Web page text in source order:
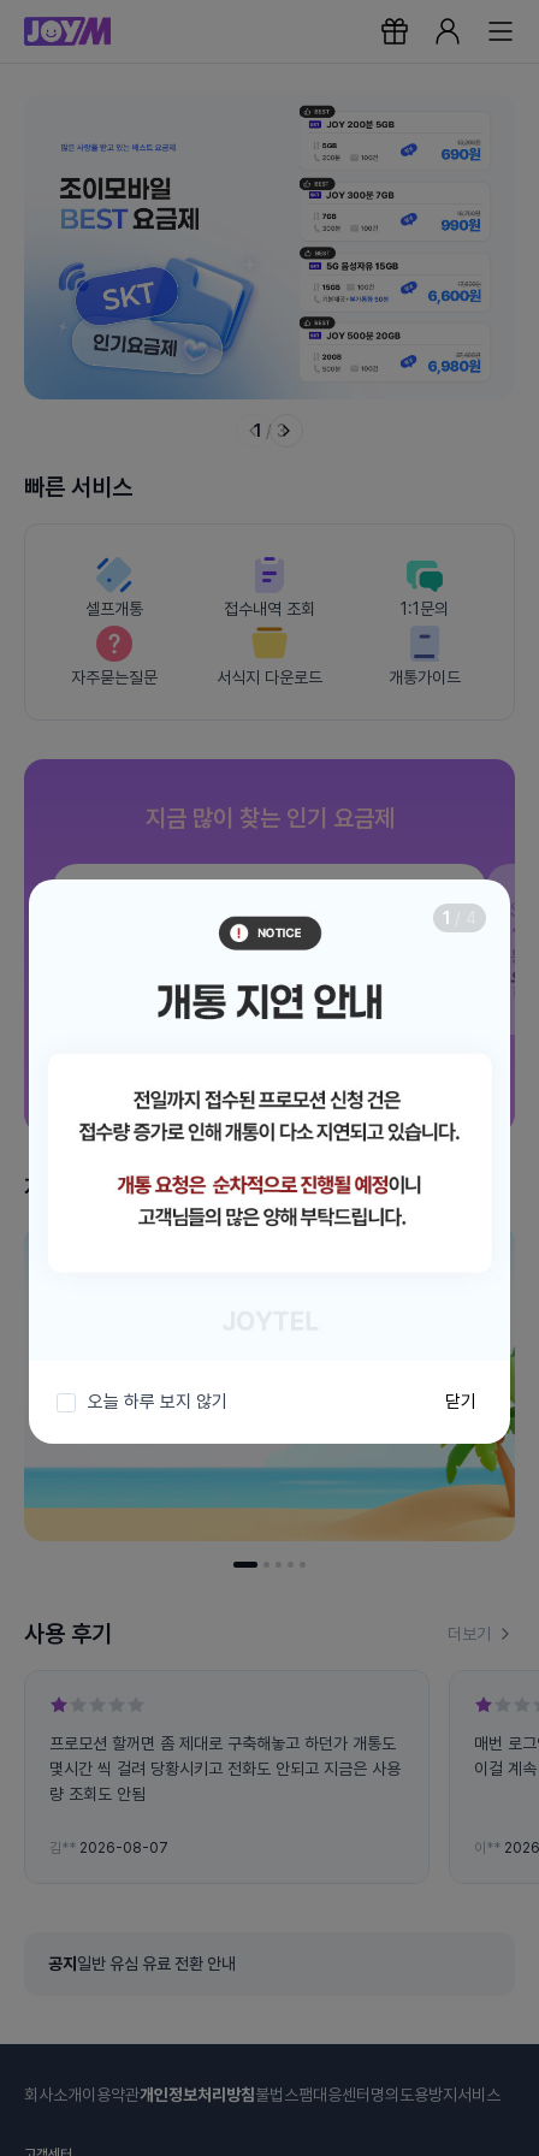
1 / 3
빠른 서비스
셀프개통 접수내역 조회 1:1문의
자주묻는질문 서식지 다운로드 개통가이드
지금 많이 찾는 인기 요금제
조이 음성자유 7GB
문자 100건
월 3,300원/ 평생할인
통
사용 후기 더보기
프로모션 할꺼면 좀 제대로 구축해놓고 하던가 개통도
몇시간 씩 걸려 당황시키고 전화도 안되고 지금은 사용
량 조회도 안됨
김** 2026-08-07
매번 로
이걸 계
이**
지금 받을 수 있는 혜택 이벤트 더보기
공지 일반 유심 유료 전환 안내
회사소개이용약관개인정보처리방침불법스팸대응센터 명의도용방지서비스
오늘 하루 보지 않기 닫기
1